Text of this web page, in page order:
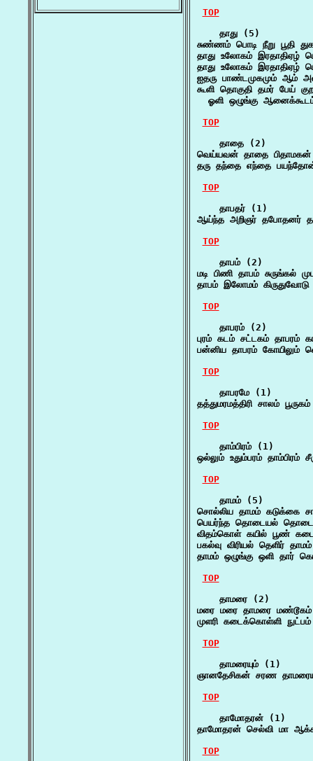
TOP
    தாது (5)
சுண்ணம் பொடி நீறு பூதி
தாது உலோகம் இரதாதிஏழ்
தாது உலோகம் இரதாதிஏழ்
ஐதரு பாண்டமுகமும் ஆம்
கூளி தொகுதி தமர் பேய்
ஓளி ஒழுங்கு
TOP
    தாதை (2)
வெய்யவன் தாதை
தரு தந்தை எந்தை
TOP
    தாபதர் (1)
ஆய்ந்த அறிஞர் தபோதனர்
TOP
    தாபம் (2)
மடி பிணி தாபம்
தாபம் இலோமம்
TOP
    தாபரம் (2)
புரம் கடம் சட்டகம் தாபரம்
பன்னிய தாபரம் கோயிலும்
TOP
    தாபரமே (1)
தத்துமரமத்திரி சாலம்
TOP
    தாம்பிரம் (1)
ஒல்லும் உதும்பரம்
TOP
    தாமம் (5)
சொல்லிய தாமம் கடுக்கை
பெயர்ந்த தொடையல்
விதம்கொள் கயில் பூண்
பகல்வு விரியல் தெளிர்
தாமம் ஒழுங்கு ஒளி தார்
TOP
    தாமரை (2)
மரை மரை தாமரை
முளரி கடைக்கொள்ளி
TOP
    தாமரையும் (1)
ஞானதேசிகன் சரண
TOP
    தாமோதரன் (1)
தாமோதரன் செல்வி மா
TOP